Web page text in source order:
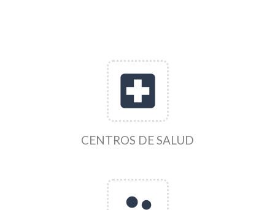
local_hospital
CENTROS DE SALUD